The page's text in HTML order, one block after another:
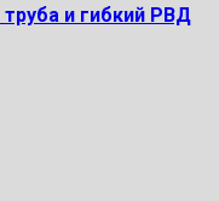
и гибкий РВД